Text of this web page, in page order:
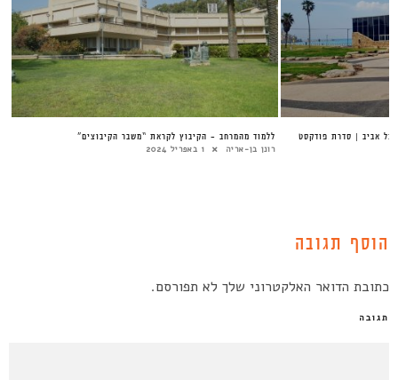
ללמוד מהמרחב – הקיבוץ לקראת “משבר הקיבוצים”
רונן בן-אריה 1 באפריל 2024
תל אביב | סדרת פודקסט
הוסף תגובה
כתובת הדואר האלקטרוני שלך לא תפורסם.
תגובה